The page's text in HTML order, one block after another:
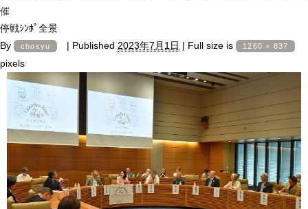
催
停戦ｼﾝﾎﾟ全景
By
chosyu | Published 2023年7月1日 | Full size is 1260 × 837
pixels